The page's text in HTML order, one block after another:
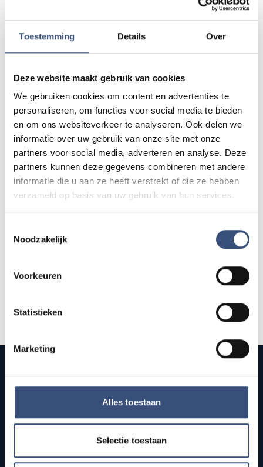
Toestemming Details Over
Deze website maakt gebruik van cookies
We gebruiken cookies om content en advertenties te
personaliseren, om functies voor social media te bieden
en om ons websiteverkeer te analyseren. Ook delen we
informatie over uw gebruik van onze site met onze
partners voor social media, adverteren en analyse. Deze
partners kunnen deze gegevens combineren met andere
informatie die u aan ze heeft verstrekt of die ze hebben
verzameld op basis van uw gebruik van hun services.
Noodzakelijk
Voorkeuren
Statistieken
Marketing
Alles toestaan
Selectie toestaan
WO
12
Kinderdagen bij RTM-trammuseum in
Ouddorp
DO
13
AUG.
Hippie Beach Day markt bij Houten Kaap
📍Ouddorp🕐12:00
DO
13
Concert met Oekraïense musici in
Dorpskerk Ouddorp
nieuws, sport, cultuur, en live radio en tv voor het eiland.